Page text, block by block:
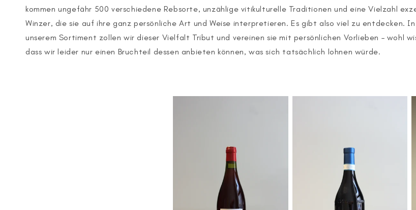
kommen ungefähr 500 verschiedene Rebsorte, unzählige vitikulturelle Traditionen und eine Vielzahl
Winzer, die sie auf ihre ganz persönliche Art und Weise interpretieren. Es gibt also viel zu entdecken. In
unserem Sortiment zollen wir dieser Vielfalt Tribut und vereinen sie mit persönlichen Vorlieben – wohl
dass wir leider nur einen Bruchteil dessen anbieten können, was sich tatsächlich lohnen würde.